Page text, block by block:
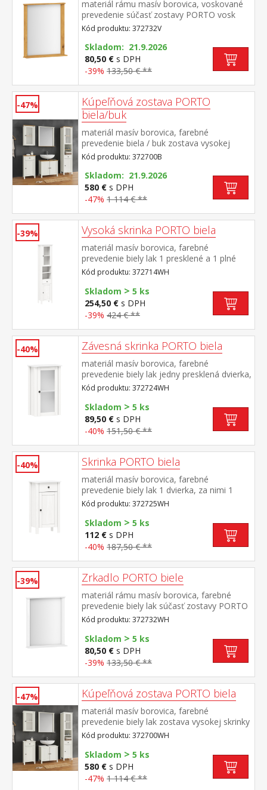
materiál rámu masív borovica, voskované
prevedenie súčasť zostavy PORTO vosk
Kód produktu: 372732V
Skladom: 21.9.2026
80,50 € s DPH
-39% 133,50 € **
-47%
Kúpeľňová zostava PORTO
biela/buk
materiál masív borovica, farebné
prevedenie biela / buk zostava vysokej
skrinky 372714B, závesnej skrinky 372724B,
skrinky 372725B, skrinky pod umývadlo
372729B a zrkadla 372732B rozmer
vysokej skrinky (š/h/v) 42 × 30 × 190
cm rozmer závesnej skrinky (š/h/v) 42 × 25
cm rozmer skrinky pod umývadlo (š/h/v) 60
× 35 × 67 cm rozmer zrkadla (š/h/v) 67 × 12
× 78 cm
Kód produktu: 372700B
Skladom: 21.9.2026
580 € s DPH
-47% 1 114 € **
-39% Vysoká skrinka PORTO biela
materiál masív borovica, farebné
prevedenie biely lak 1 presklené a 1 plné
dvierka, za každými 1 polica 2 niky, 1
zásuvka s kovovými pojazdmi maximálne
nosnosti uvedené v návode na montáž
súčasť zostavy PORTO biela
Kód produktu: 372714WH
Skladom > 5 ks
254,50 € s DPH
-39% 424 € **
-40% Závesná skrinka PORTO biela
materiál masív borovica, farebné
prevedenie biely lak jedny presklená dvierka,
za nimi jedna polica maximálne nosnosti
uvedené v návode na montáž súčasť
zostavy PORTO biela
Kód produktu: 372724WH
Skladom > 5 ks
89,50 € s DPH
-40% 151,50 € **
-40% Skrinka PORTO biela
materiál masív borovica, farebné
prevedenie biely lak 1 dvierka, za nimi 1
polica, 1 zásuvka s kovovými pojazdmi
maximálne nosnosti uvedené v návode na
montáž súčasť zostavy PORTO biela
Kód produktu: 372725WH
Skladom > 5 ks
112 € s DPH
-40% 187,50 € **
-39% Zrkadlo PORTO biele
materiál rámu masív borovica, farebné
prevedenie biely lak súčasť zostavy PORTO
biela
Kód produktu: 372732WH
Skladom > 5 ks
80,50 € s DPH
-39% 133,50 € **
-47% Kúpeľňová zostava PORTO biela
materiál masív borovica, farebné
prevedenie biely lak zostava vysokej skrinky
372714WH, závesnej skrinky 372724WH,
skrinky 372725WH, skrinky pod umývadlo
372729WH a zrkadla 372732WH rozmer
vysokej skrinky (š/h/v) 42 × 30 × 190 cm
rozmer závesnej skrinky (š/h/v) 42 × 25 × 70
Kód produktu: 372700WH
Skladom > 5 ks
580 € s DPH
-47% 1 114 € **